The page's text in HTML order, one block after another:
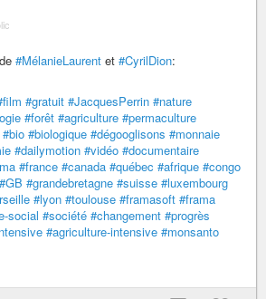
#MélanieLaurent et #CyrilDion:
#gratuit #JacquesPerrin #nature
#forêt #agriculture #permaculture
#bio #biologique #dégooglisons #monnaie
#dailymotion #vidéo #documentaire
#france #canada #québec #afrique #congo
#GB #grandebretagne #suisse #luxembourg
#lyon #toulouse #framasoft #frama
social #société #changement #progrès
#agriculture-intensive #monsanto